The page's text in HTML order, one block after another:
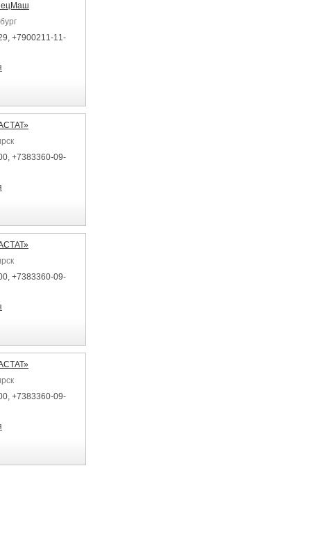
+7900211-11-
+7383360-09-
+7383360-09-
+7383360-09-